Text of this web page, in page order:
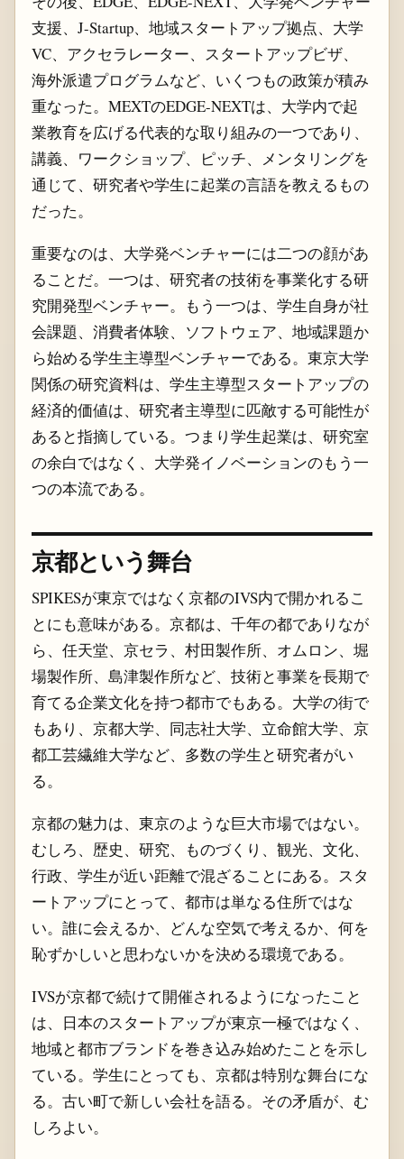
支援、J-Startup、地域スタートアップ拠点、大学
VC、アクセラレーター、スタートアップビザ、
海外派遣プログラムなど、いくつもの政策が積み
重なった。MEXTのEDGE-NEXTは、大学内で起
業教育を広げる代表的な取り組みの一つであり、
講義、ワークショップ、ピッチ、メンタリングを
通じて、研究者や学生に起業の言語を教えるもの
だった。
重要なのは、大学発ベンチャーには二つの顔があ
ることだ。一つは、研究者の技術を事業化する研
究開発型ベンチャー。もう一つは、学生自身が社
会課題、消費者体験、ソフトウェア、地域課題か
ら始める学生主導型ベンチャーである。東京大学
関係の研究資料は、学生主導型スタートアップの
経済的価値は、研究者主導型に匹敵する可能性が
あると指摘している。つまり学生起業は、研究室
の余白ではなく、大学発イノベーションのもう一
つの本流である。
京都という舞台
SPIKESが東京ではなく京都のIVS内で開かれるこ
とにも意味がある。京都は、千年の都でありなが
ら、任天堂、京セラ、村田製作所、オムロン、堀
場製作所、島津製作所など、技術と事業を長期で
育てる企業文化を持つ都市でもある。大学の街で
もあり、京都大学、同志社大学、立命館大学、京
都工芸繊維大学など、多数の学生と研究者がい
る。
京都の魅力は、東京のような巨大市場ではない。
むしろ、歴史、研究、ものづくり、観光、文化、
行政、学生が近い距離で混ざることにある。スタ
ートアップにとって、都市は単なる住所ではな
い。誰に会えるか、どんな空気で考えるか、何を
恥ずかしいと思わないかを決める環境である。
IVSが京都で続けて開催されるようになったこと
は、日本のスタートアップが東京一極ではなく、
地域と都市ブランドを巻き込み始めたことを示し
ている。学生にとっても、京都は特別な舞台にな
る。古い町で新しい会社を語る。その矛盾が、む
しろよい。